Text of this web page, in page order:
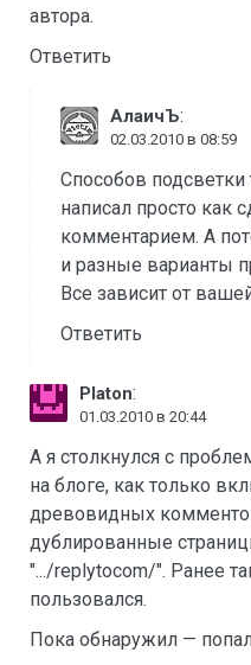
автора.
Ответить
АлаичЪ:
02.03.2010 в 08:59
Способов
написал просто как
комментарием. А
и разные варианты
Все зависит от
Ответить
Platon:
01.03.2010 в 20:44
А я столкнулся с
на блоге, как только
древовидных
дублированные
".../replytocom/". Ранее
пользовался.
Пока обнаружил —